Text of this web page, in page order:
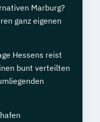
Marburg?
ganz eigenen
Hessens reist
bunt verteilten